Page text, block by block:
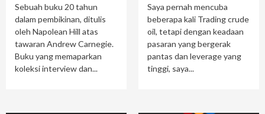
Sebuah buku 20 tahun
dalam pembikinan, ditulis
oleh Napolean Hill atas
tawaran Andrew Carnegie.
Buku yang memaparkan
koleksi interview dan...
Saya pernah mencuba
beberapa kali Trading crude
oil, tetapi dengan keadaan
pasaran yang bergerak
pantas dan leverage yang
tinggi, saya...